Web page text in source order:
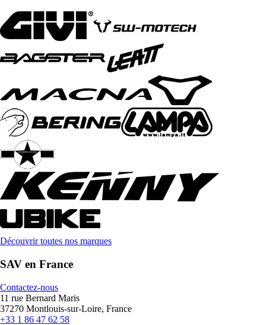
Découvrir toutes nos marques
SAV en France
Contactez-nous
11 rue Bernard Maris
37270 Montlouis-sur-Loire, France
+33 1 86 47 62 58